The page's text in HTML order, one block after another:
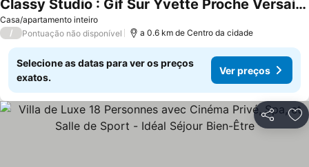
Casa/apartamento inteiro
Classy Studio : Gif Sur Yvette Proche Versailles
Ver preços
/ Pontuação não disponível a 0.6 km de Centro da cidade
Selecione as datas para ver os preços
exatos.
Ver preços
Partilhar